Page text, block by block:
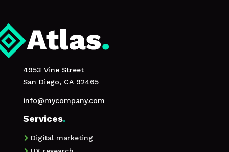
4953 Vine Street
San Diego, CA 92465
info@mycompany.com
Services.
 Digital marketing